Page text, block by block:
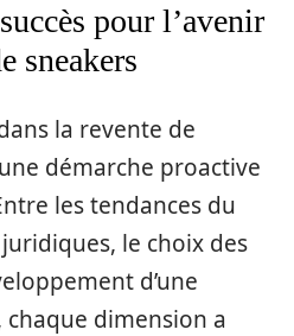
pour l’avenir
sneakers
la revente de
démarche proactive
les tendances du
le choix des
d’une
dimension a